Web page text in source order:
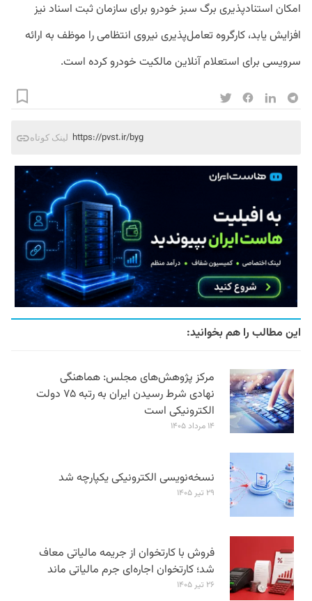
امکان استنادپذیری برگ سبز خودرو برای سازمان ثبت اسناد نیز
افزایش یابد، کارگروه تعامل‌پذیری نیروی انتظامی را موظف به ارائه
سرویسی برای استعلام آنلاین مالکیت خودرو کرده است.
لینک کوتاه https://pvst.ir/byg
این مطالب را هم بخوانید:
مرکز پژوهش‌های مجلس: هماهنگی
نهادی شرط رسیدن ایران به رتبه ۷۵ دولت
الکترونیکی است
۱۴ مرداد ۱۴۰۵
نسخه‌نویسی الکترونیکی یکپارچه شد
۲۹ تیر ۱۴۰۵
فروش با کارتخوان از جریمه مالیاتی معاف
شد؛ کارتخوان اجاره‌ای جرم مالیاتی ماند
۲۶ تیر ۱۴۰۵